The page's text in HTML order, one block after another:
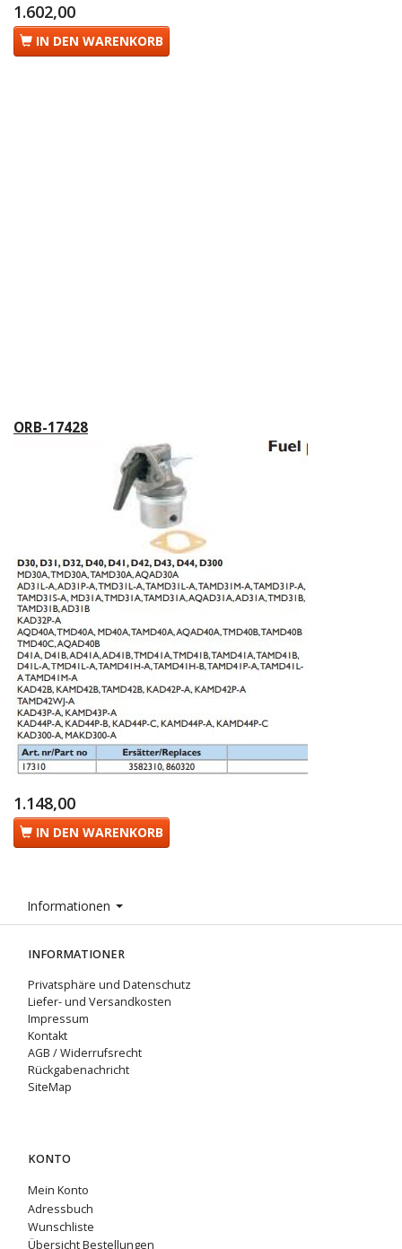
1.602,00
IN DEN WARENKORB
ORB-17428
1.148,00
IN DEN WARENKORB
Informationen
INFORMATIONER
Privatsphäre und Datenschutz
Liefer- und Versandkosten
Impressum
Kontakt
AGB / Widerrufsrecht
Rückgabenachricht
SiteMap
KONTO
Mein Konto
Adressbuch
Wunschliste
Übersicht Bestellungen